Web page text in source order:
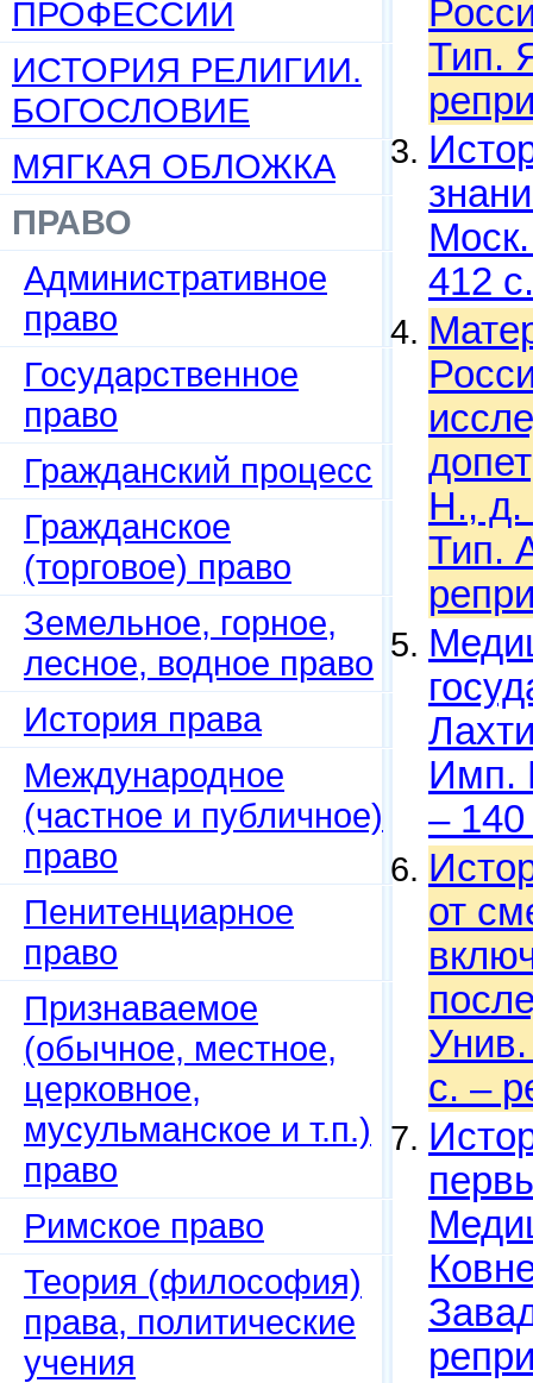
ПРОФЕССИЙ
ИСТОРИЯ РЕЛИГИИ.
БОГОСЛОВИЕ
МЯГКАЯ ОБЛОЖКА
ПРАВО
Административное
право
Государственное
право
Гражданский процесс
Гражданское
(торговое) право
Земельное, горное,
лесное, водное право
История права
Международное
(частное и публичное)
право
Пенитенциарное
право
Признаваемое
(обычное, местное,
церковное,
мусульманское и т.п.)
право
Римское право
Теория (философия)
права, политические
учения
Тип.
412
Н., д.
Тип.
Имп.
– 140
от
с. –